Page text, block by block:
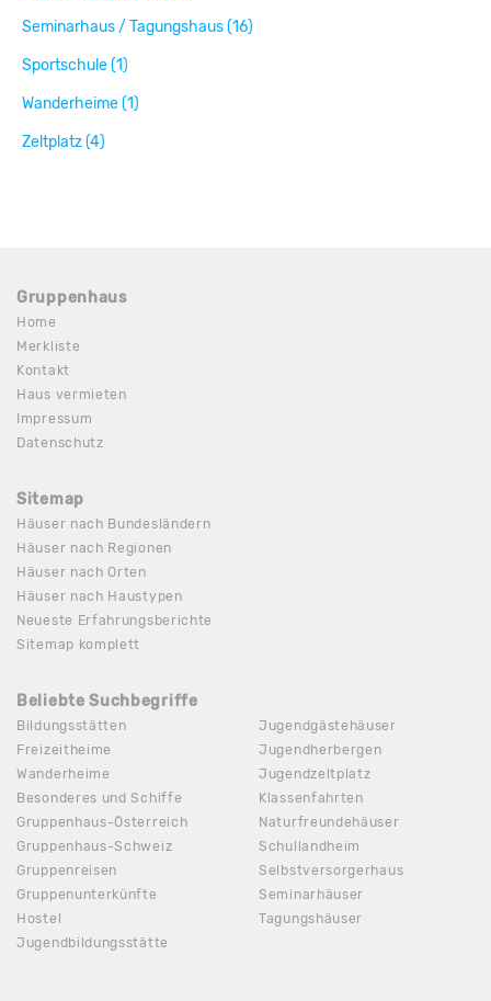
Seminarhaus / Tagungshaus (16)
Sportschule (1)
Wanderheime (1)
Zeltplatz (4)
Gruppenhaus
Home
Merkliste
Kontakt
Haus vermieten
Impressum
Datenschutz
Sitemap
Häuser nach Bundesländern
Häuser nach Regionen
Häuser nach Orten
Häuser nach Haustypen
Neueste Erfahrungsberichte
Sitemap komplett
Beliebte Suchbegriffe
Bildungsstätten
Freizeitheime
Wanderheime
Besonderes und Schiffe
Gruppenhaus-Österreich
Gruppenhaus-Schweiz
Gruppenreisen
Gruppenunterkünfte
Hostel
Jugendbildungsstätte
Jugendgästehäuser
Jugendherbergen
Jugendzeltplatz
Klassenfahrten
Naturfreundehäuser
Schullandheim
Selbstversorgerhaus
Seminarhäuser
Tagungshäuser